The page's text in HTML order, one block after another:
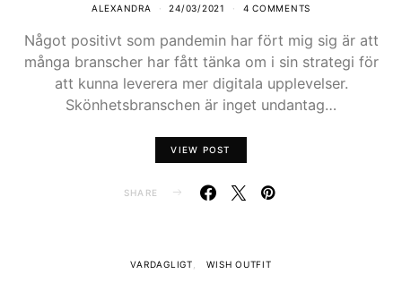
ALEXANDRA 24/03/2021 4 COMMENTS
Något positivt som pandemin har fört mig sig är att
många branscher har fått tänka om i sin strategi för
att kunna leverera mer digitala upplevelser.
Skönhetsbranschen är inget undantag…
VIEW POST
SHARE
VARDAGLIGT WISH OUTFIT